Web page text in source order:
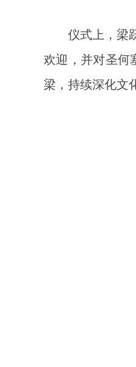
仪式上，梁
欢迎，并对圣何
梁，持续深化文